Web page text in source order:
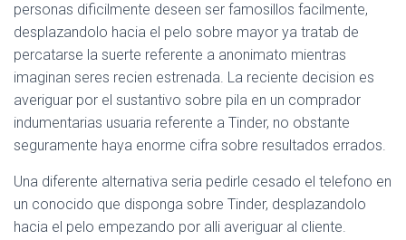
personas dificilmente deseen ser famosillos facilmente,
desplazandolo hacia el pelo sobre mayor ya tratab de
percatarse la suerte referente a anonimato mientras
imaginan seres recien estrenada. La reciente decision es
averiguar por el sustantivo sobre pila en un comprador
indumentarias usuaria referente a Tinder, no obstante
seguramente haya enorme cifra sobre resultados errados.
Una diferente alternativa seri­a pedirle cesado el telefono en
un conocido que disponga sobre Tinder, desplazandolo
hacia el pelo empezando por alli averiguar al cliente.